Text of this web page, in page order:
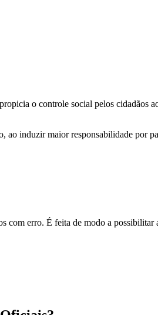
o controle social pelos cidadãos
ao induzir maior responsabilidade por
com erro. É feita de modo a